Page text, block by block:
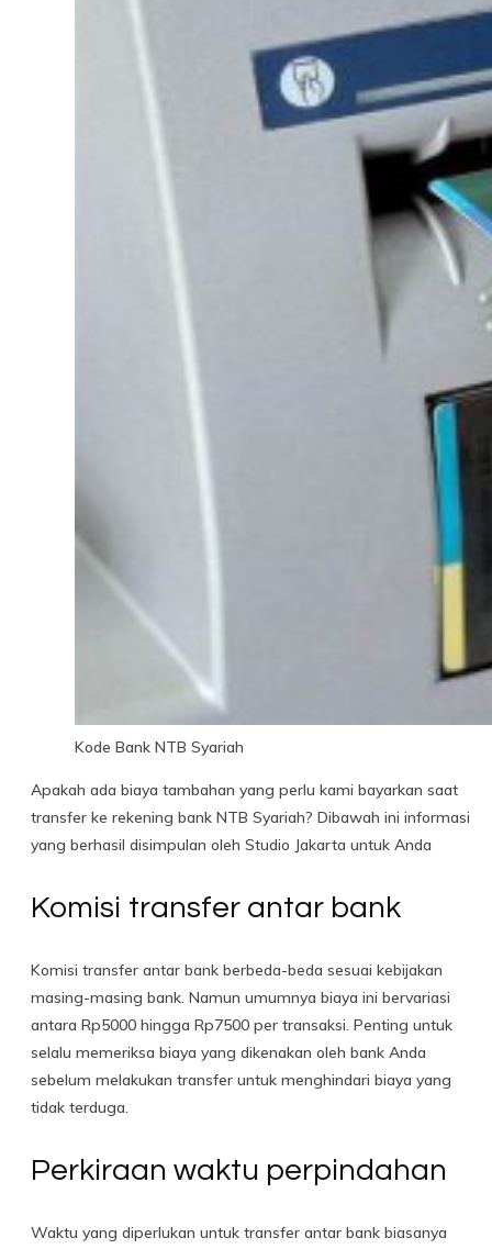
Kode Bank NTB Syariah
Apakah ada biaya tambahan yang perlu kami bayarkan saat
transfer ke rekening bank NTB Syariah? Dibawah ini informasi
yang berhasil disimpulan oleh Studio Jakarta untuk Anda
Komisi transfer antar bank
Komisi transfer antar bank berbeda-beda sesuai kebijakan
masing-masing bank. Namun umumnya biaya ini bervariasi
antara Rp5000 hingga Rp7500 per transaksi. Penting untuk
selalu memeriksa biaya yang dikenakan oleh bank Anda
sebelum melakukan transfer untuk menghindari biaya yang
tidak terduga.
Perkiraan waktu perpindahan
Waktu yang diperlukan untuk transfer antar bank biasanya